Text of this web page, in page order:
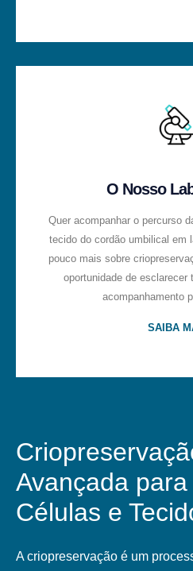
O Nosso
Quer acompanhar o percurso
tecido do cordão umbilical em
pouco mais sobre
oportunidade de esclarecer
acompanhamento
SAIBA
Avançada
Células e
A criopreservação é um